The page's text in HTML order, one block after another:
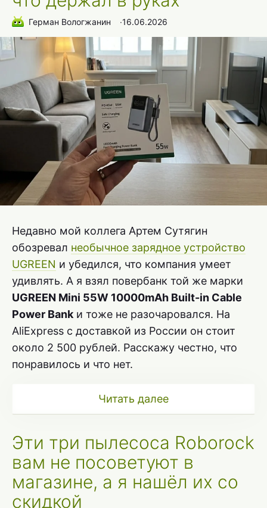
Герман Вологжанин ∙16.06.2026
Недавно мой коллега Артем Сутягин
обозревал необычное зарядное устройство
UGREEN и убедился, что компания умеет
удивлять. А я взял повербанк той же марки
UGREEN Mini 55W 10000mAh Built-in Cable
Power Bank и тоже не разочаровался. На
AliExpress с доставкой из России он стоит
около 2 500 рублей. Расскажу честно, что
понравилось и что нет.
Читать далее
Эти три пылесоса Roborock
вам не посоветуют в
магазине, а я нашёл их со
скидкой